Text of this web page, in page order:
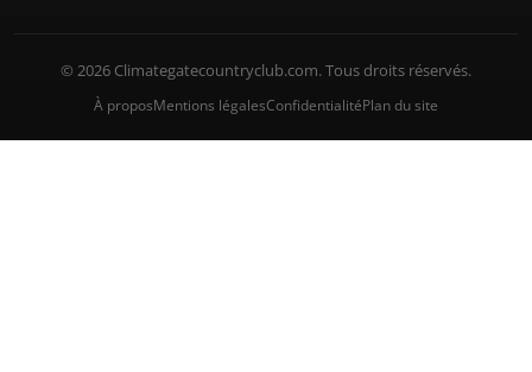
© 2026 Climategatecountryclub.com. Tous droits réservés.
À proposMentions légalesConfidentialitéPlan du site